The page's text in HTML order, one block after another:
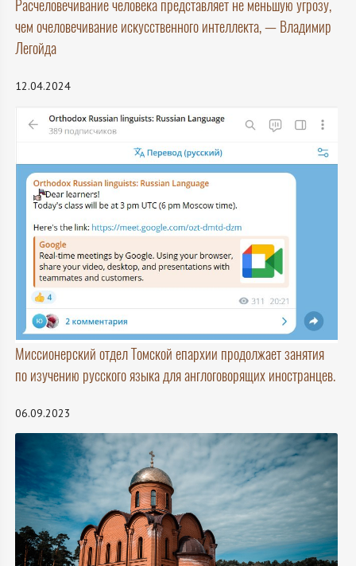
Расчеловечивание человека представляет не меньшую угрозу,
чем очеловечивание искусственного интеллекта, — Владимир
Легойда
12.04.2024
Миссионерский отдел Томской епархии продолжает занятия
по изучению русского языка для англоговорящих иностранцев.
06.09.2023